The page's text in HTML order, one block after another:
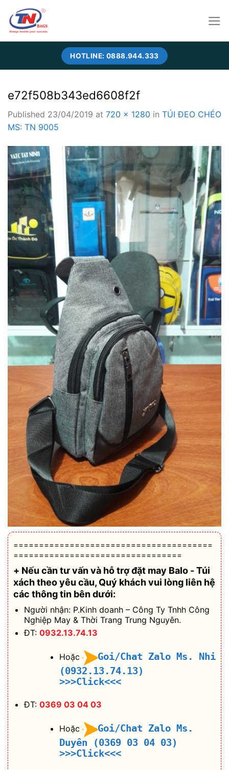
content
HOTLINE: 0888.944.333
e72f508b343ed6608f2f
Published 23/04/2019 at 720 × 1280 in TÚI ĐEO CHÉO
MS: TN 9005
=======================================
=================================
+ Nếu cần tư vấn và hỗ trợđặt may Balo - Túi
xách theo yêu cầu, Quý khách vui lòng liên hệ
các thông tin bên dưới:
Người nhận: P.Kinh doanh – Công Ty Tnhh Công
Nghiệp May & Thời Trang Trung Nguyên.
ĐT: 0932.13.74.13
Hoặc
Goi/Chat Zalo Ms. Nhi
(0932.13.74.13)
>>>Click<<<
ĐT: 0369 03 04 03
Hoặc
Goi/Chat Zalo Ms.
Duyên (0369 03 04 03)
>>>Click<<<